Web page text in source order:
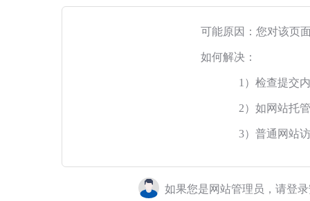
可能原因：您对该页
如何解决：
1）检查提交
2）如网站托
3）普通网站
如果您是网站管理员，请登